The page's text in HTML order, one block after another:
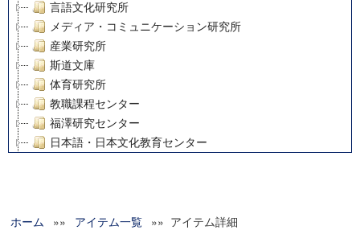
言語文化研究所
メディア・コミュニケーション研究所
産業研究所
斯道文庫
体育研究所
教職課程センター
福澤研究センター
日本語・日本文化教育センター
グローバルリサーチインスティテュート
ホーム »» アイテム一覧 »» アイテム詳細